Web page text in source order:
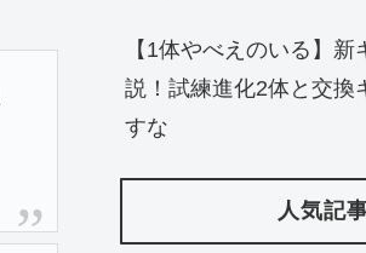
【1体やべえのいる】
説！試練進化2体と交換
すな
人気記